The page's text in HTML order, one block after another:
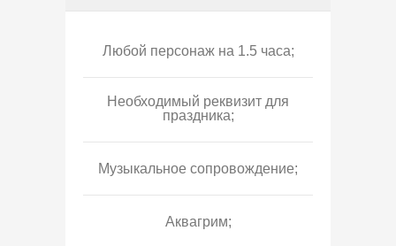
Любой персонаж на 1.5 часа;
Необходимый реквизит для
праздника;
Музыкальное сопровождение;
Аквагрим;